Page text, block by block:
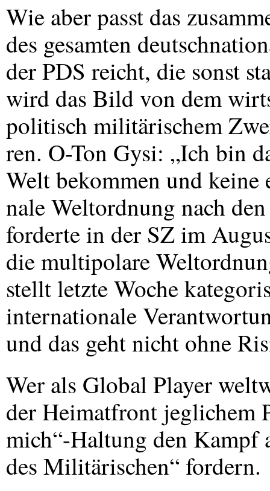
Wie aber passt das
des gesamten
derPDS reicht, die sonst
wird das Bild von dem
politisch militärischem
ren. O-Ton Gysi: „Ich bin
Welt bekommen und keine
nale Weltordnung nach
forderte in der SZ im
die multipolare
stellt letzte Woche
internationale
und das geht nicht ohne
Wer als Global Player
der Heimatfront jeglichem
mich“-Haltung den Kampf
des Militärischen“ fordern.